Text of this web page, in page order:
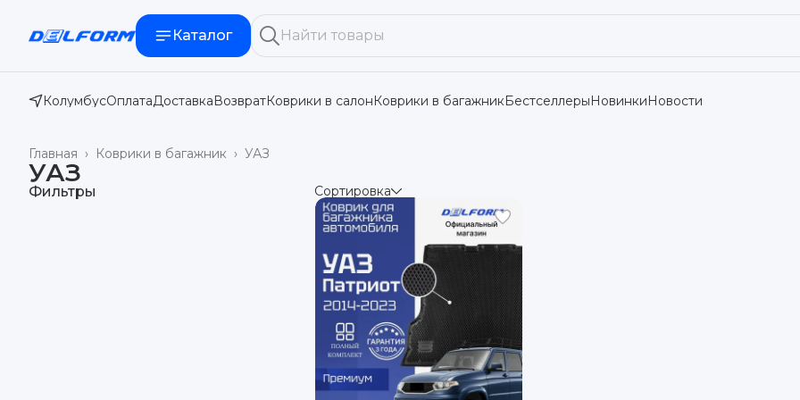
Каталог
КолумбусОплатаДоставкаВозвратКоврики в салонКоврики в багажникБестселлерыНовинкиНовости
УАЗ
Коврики в багажник ›
Главная ›
УАЗ
Фильтры Сортировка